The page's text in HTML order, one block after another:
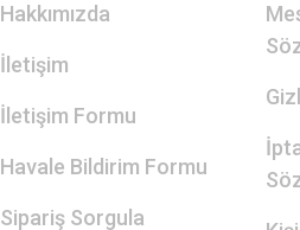
Hakkımızda
İletişim
İletişim Formu
Havale Bildirim Formu
Sipariş Sorgula